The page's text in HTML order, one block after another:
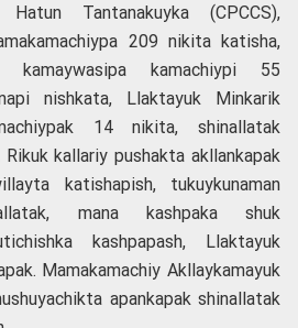
Hatun Tantanakuyka (CPCCS),
209 nikita katisha,
kamaywasipa kamachiypi 55
nishkata, Llaktayuk Minkarik
14 nikita, shinallatak
kallariy pushakta akllankapak
katishapish, tukuykunaman
mana kashpaka shuk
kashpapash, Llaktayuk
Mamakamachiy Akllaykamayuk
apankapak shinallatak